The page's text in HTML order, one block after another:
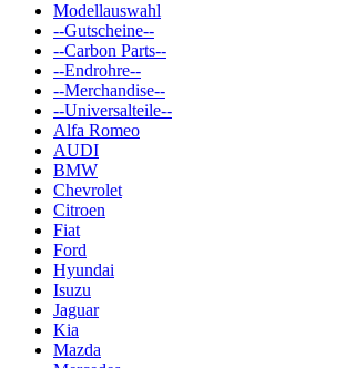
Modellauswahl
--Gutscheine--
--Carbon Parts--
--Endrohre--
--Merchandise--
--Universalteile--
Alfa Romeo
AUDI
BMW
Chevrolet
Citroen
Fiat
Ford
Hyundai
Isuzu
Jaguar
Kia
Mazda